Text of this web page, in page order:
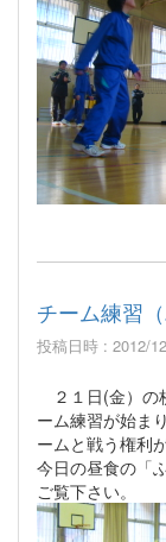
チーム練習
投稿日時 : 2012/
２１日(金）の
ーム練習が始ま
ームと戦う権利
今日の昼食の「
ご覧下さい。